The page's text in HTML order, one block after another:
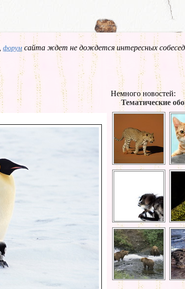
форум сайта ждет не дождется интересных
Немного новостей:
Тематические